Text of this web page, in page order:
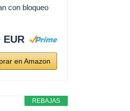
con bloqueo
EUR
en Amazon
REBAJAS